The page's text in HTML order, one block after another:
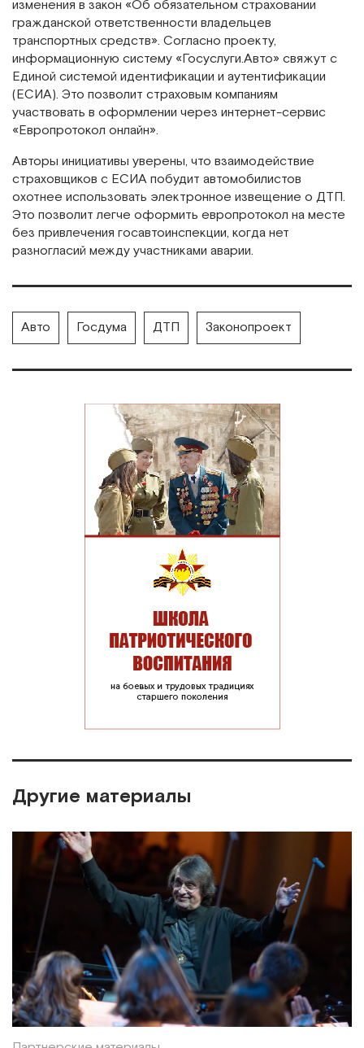
изменения в закон «Об обязательном страховании
гражданской ответственности владельцев
транспортных средств». Согласно проекту,
информационную систему «Госуслуги.Авто» свяжут с
Единой системой идентификации и аутентификации
(ЕСИА). Это позволит страховым компаниям
участвовать в оформлении через интернет-сервис
«Европротокол онлайн».
Авторы инициативы уверены, что взаимодействие
страховщиков с ЕСИА побудит автомобилистов
охотнее использовать электронное извещение о ДТП.
Это позволит легче оформить европротокол на месте
без привлечения госавтоинспекции, когда нет
разногласий между участниками аварии.
Авто Госдума ДТП Законопроект
Другие материалы